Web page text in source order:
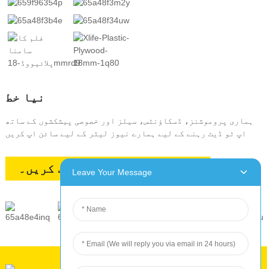
نیا خط
ہماری پروموشنز، ڈسکاؤنٹس، سیلز اور خصوصی پیشکشوں کے ساتھ
اپ ٹو ڈیٹ رہنے کے لیے ہمارے نیوز لیٹر کے لیے سائن اپ کریں
ایک اقتباس کی درخواست کریں۔
Leave Your Message